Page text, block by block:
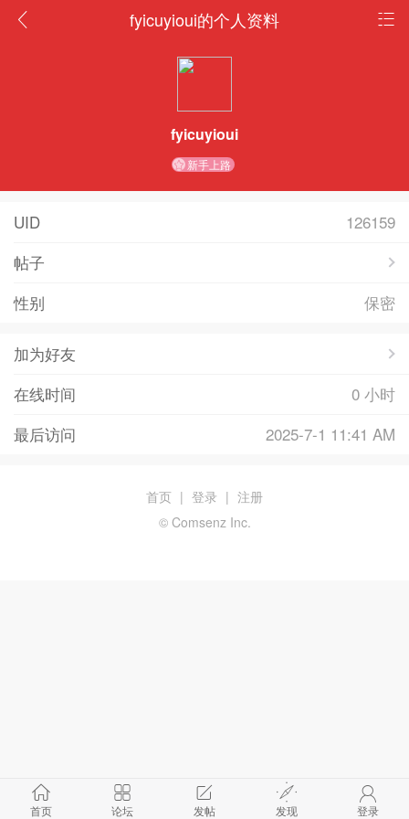
fyicuyioui的个人资料
fyicuyioui
新手上路
UID
126159
帖子
性别
保密
加为好友
在线时间
0 小时
最后访问
2025-7-1 11:41 AM
首页 论坛 发帖 发现 登录
首页 | 登录 | 注册
© Comsenz Inc.